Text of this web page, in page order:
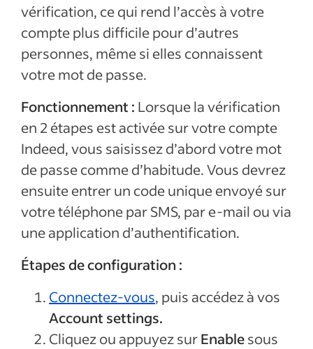
vérification, ce qui rend l’accès à votre
compte plus difficile pour d’autres
personnes, même si elles connaissent
votre mot de passe.
Fonctionnement : Lorsque la vérification
en 2 étapes est activée sur votre compte
Indeed, vous saisissez d’abord votre mot
de passe comme d’habitude. Vous devrez
ensuite entrer un code unique envoyé sur
votre téléphone par SMS, par e-mail ou via
une application d’authentification.
Étapes de configuration :
Connectez-vous, puis accédez à vos
Account settings.
Cliquez ou appuyez surEnablesous